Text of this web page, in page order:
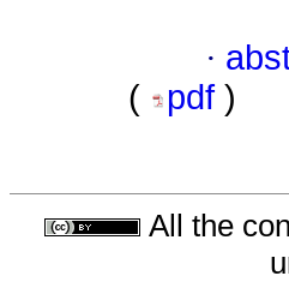
·
(
pdf )
All the